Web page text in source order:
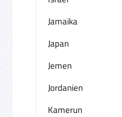
Jamaika
Japan
Jemen
Jordanien
Kamerun